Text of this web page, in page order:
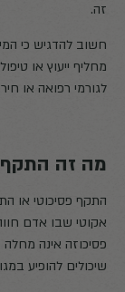
זה.
חשוב להדגיש כי
מחליף ייעוץ או
לגורמי רפואה או
מה זה התקף
התקף פסיכוטי או
אקוטי שבו אדם
פסיכוזה אינה
שיכולים להופיע